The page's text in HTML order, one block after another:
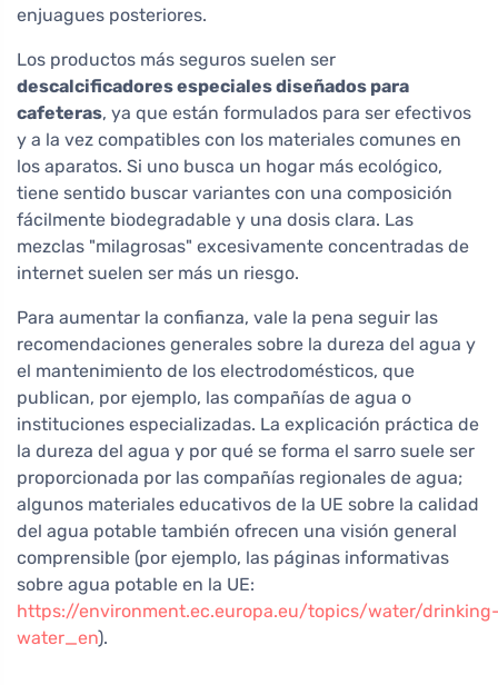
enjuagues posteriores.
Los productos más seguros suelen ser
descalcificadores especiales diseñados para
cafeteras, ya que están formulados para ser efectivos
y a la vez compatibles con los materiales comunes en
los aparatos. Si uno busca un hogar más ecológico,
tiene sentido buscar variantes con una composición
fácilmente biodegradable y una dosis clara. Las
mezclas "milagrosas" excesivamente concentradas de
internet suelen ser más un riesgo.
Para aumentar la confianza, vale la pena seguir las
recomendaciones generales sobre la dureza del agua y
el mantenimiento de los electrodomésticos, que
publican, por ejemplo, las compañías de agua o
instituciones especializadas. La explicación práctica de
la dureza del agua y por qué se forma el sarro suele ser
proporcionada por las compañías regionales de agua;
algunos materiales educativos de la UE sobre la calidad
del agua potable también ofrecen una visión general
comprensible (por ejemplo, las páginas informativas
sobre agua potable en la UE:
https://environment.ec.europa.eu/topics/water/
water_en).